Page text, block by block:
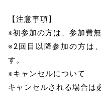
【注意事項】
※初参加の方は、参加費
※2回目以降参加の方は
す。
※キャンセルについて
キャンセルされる場合は